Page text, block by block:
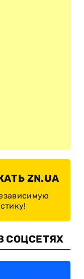
ZN.UA
СОЦСЕТЯХ